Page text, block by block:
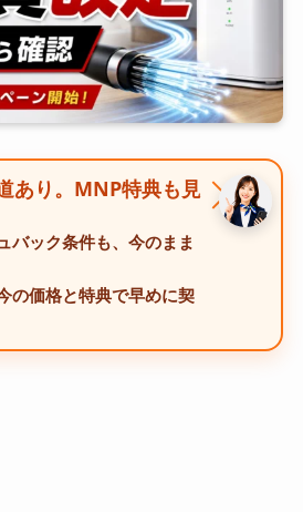
あり。MNP特典も見
バック条件も、今のまま
の価格と特典で早めに契